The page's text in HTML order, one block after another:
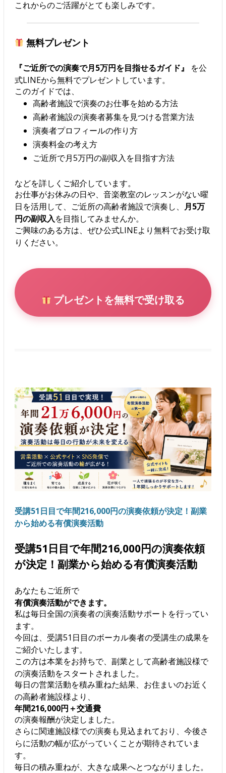
これからのご活躍がとても楽しみです。
無料プレゼント
『ご近所での演奏で月5万円を目指せるガイド』
を公
式LINEから無料でプレゼントしています。
このガイドでは、
高齢者施設で演奏のお仕事を始める方法
高齢者施設の演奏者募集を見つける営業方法
演奏者プロフィールの作り方
演奏料金の考え方
ご近所で月5万円の副収入を目指す方法
などを詳しくご紹介しています。
お仕事がお休みの日や、音楽教室のレッスンがない曜
日を活用して、ご近所の高齢者施設で演奏し、 月5万
円の副収入を目指してみませんか。
ご興味のある方は、ぜひ公式LINEより無料でお受け取
りください。
プレゼントを無料で受け取る
受講51日目で年間216,000円の演奏依頼が決定！副業
から始める有償演奏活動
受講51日目で年間216,000円の演奏依頼
が決定！副業から始める有償演奏活動
あなたもご近所で
有償演奏活動ができます。
私は毎日全国の演奏者の演奏活動サポートを行ってい
ます。
今回は、受講51日目のボーカル奏者の受講生の成果を
ご紹介いたします。
この方は本業をお持ちで、副業として高齢者施設様で
の演奏活動をスタートされました。
毎日の営業活動を積み重ねた結果、お住まいのお近く
の高齢者施設様より、
年間216,000円＋交通費
の演奏報酬が決定しました。
さらに関連施設様での演奏も見込まれており、今後さ
らに活動の幅が広がっていくことが期待されていま
す。
毎日の積み重ねが、大きな成果へとつながりました。